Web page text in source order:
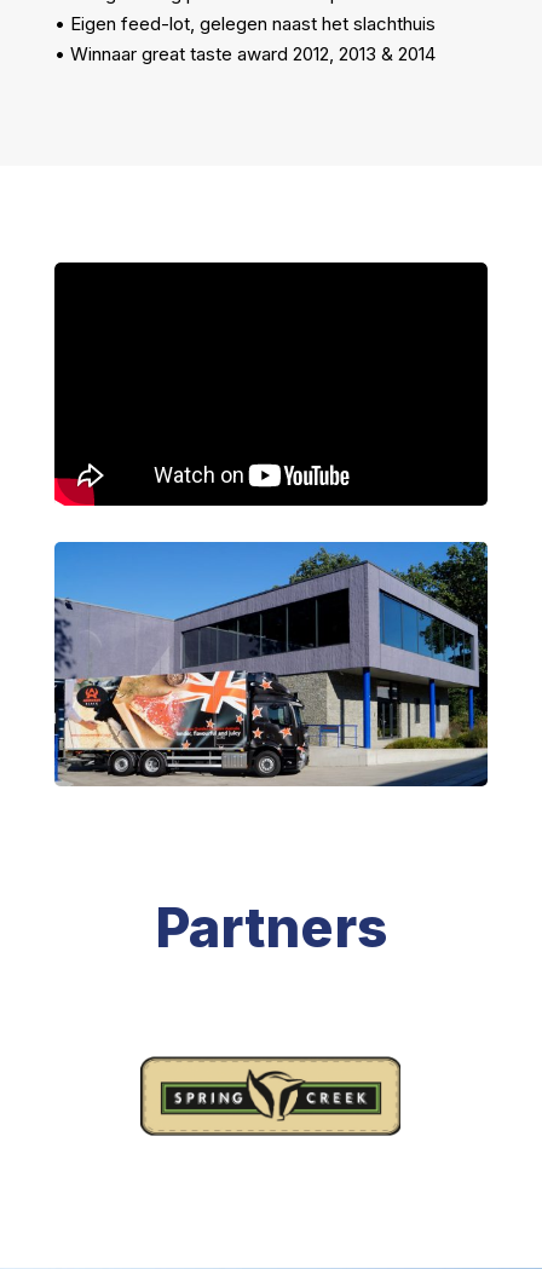
• Eigen feed-lot, gelegen naast het slachthuis
• Winnaar great taste award 2012, 2013 & 2014
Partners